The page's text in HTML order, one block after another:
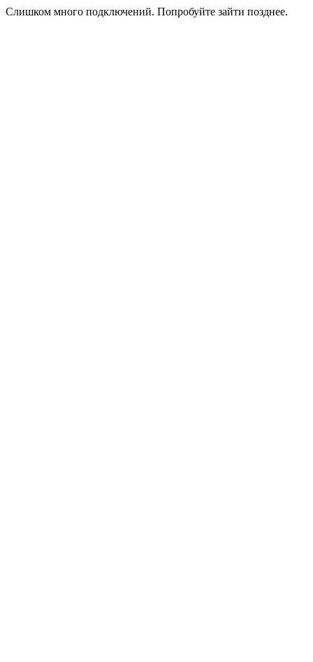
Слишком много подключений. Попробуйте зайти позднее.